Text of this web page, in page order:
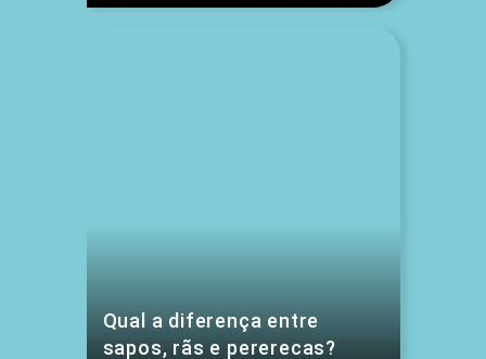
Qual a diferença entre
sapos, rãs e pererecas?